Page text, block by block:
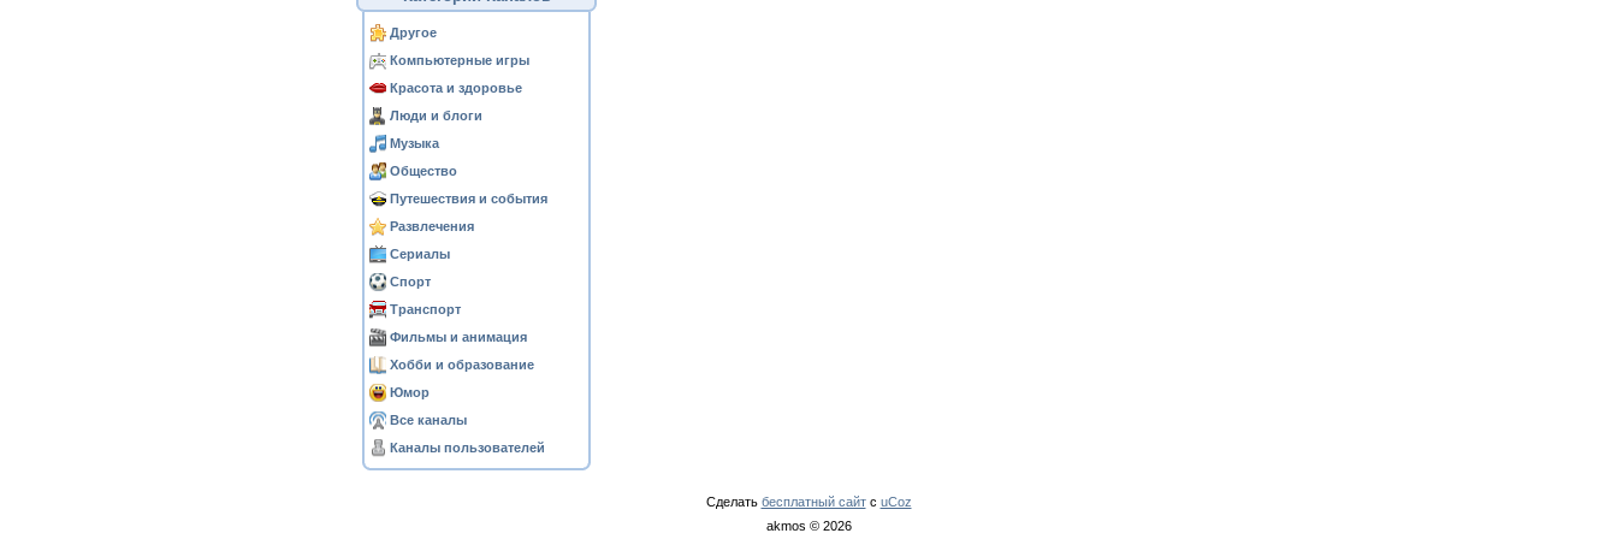
Другое
Компьютерные игры
Красота и здоровье
Люди и блоги
Музыка
Общество
Путешествия и события
Развлечения
Сериалы
Спорт
Транспорт
Фильмы и анимация
Хобби и образование
Юмор
Все каналы
Каналы пользователей
Сделать бесплатный сайтс uCoz
akmos © 2026